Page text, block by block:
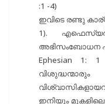
:1 -4)
ഇവിടെ രണ്ടു
1).
അഭിസംബോധന
Ephesian
ഇനിയും മുകളിലെ